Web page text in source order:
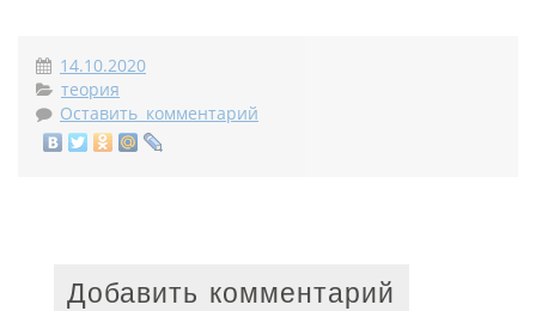
14.10.2020
теория
Оставить комментарий
Добавить комментарий